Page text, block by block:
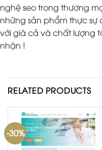
nghệ seo trong thương
những sản phẩm thực
với giá cả và chất lượng
nhận !
RELATED PRODUCTS
-30%